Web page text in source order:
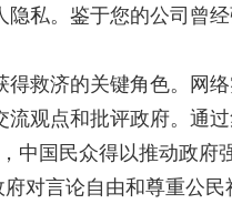
私。鉴于您的公司曾
救济的关键角色。网
观点和批评政府。通
国民众得以推动政府
对言论自由和尊重公